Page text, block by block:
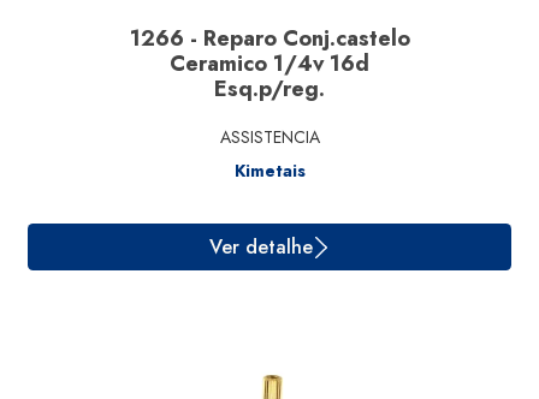
1266 - Reparo Conj.castelo
Ceramico 1/4v 16d
Esq.p/reg.
ASSISTENCIA
Kimetais